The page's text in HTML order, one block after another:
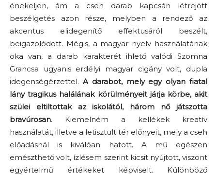
énekeljen, ám a cseh darab kapcsán létrejött
beszélgetés azon része, melyben a rendező az
akcentus elidegenítő effektusáról beszélt,
beigazolódott. Mégis, a magyar nyelv használatának
oka van, a darab karakterét ihlető valódi Szomna
Grancsa ugyanis erdélyi magyar cigány volt, dupla
idegenségérzettel. A darabot, mely egy olyan fiatal
lány tragikus halálának körülményeit járja körbe, akit
szülei eltiltottak az iskolától, három nő játszotta
bravúrosan. Kiemelném a kellékek kreatív
használatát, illetve a letisztult tér előnyeit, mely a cseh
előadásnál is kiválóan hatott. A mű egészen
emészthető volt, ízlésem szerint kicsit nyújtott, viszont
egyértelmű értékeket képviselt. Különböző